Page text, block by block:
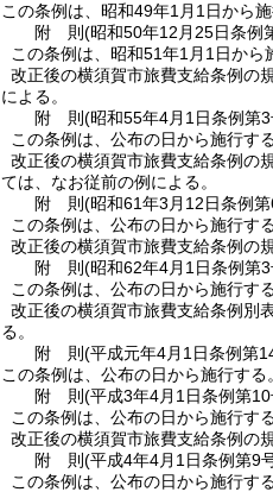
この条例は、昭和49年1月1日から施
附 則(昭和50年12月25日条例
この条例は、昭和51年1月1日から
改正後の横須賀市旅費支給条例の
による。
附 則(昭和55年4月1日条例第
この条例は、公布の日から施行する
改正後の横須賀市旅費支給条例の
ては、なお従前の例による。
附 則(昭和61年3月12日条例
この条例は、公布の日から施行する
改正後の横須賀市旅費支給条例の
附 則(昭和62年4月1日条例第
この条例は、公布の日から施行する
改正後の横須賀市旅費支給条例別
る。
附 則(平成元年4月1日条例第
この条例は、公布の日から施行する。
附 則(平成3年4月1日条例第
この条例は、公布の日から施行する
改正後の横須賀市旅費支給条例の
附 則(平成4年4月1日条例第9
この条例は、公布の日から施行する